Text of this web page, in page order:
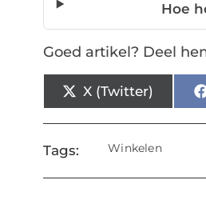
Hoe
Goed artikel? Deel
X (Twitter)
Tags: Winkelen